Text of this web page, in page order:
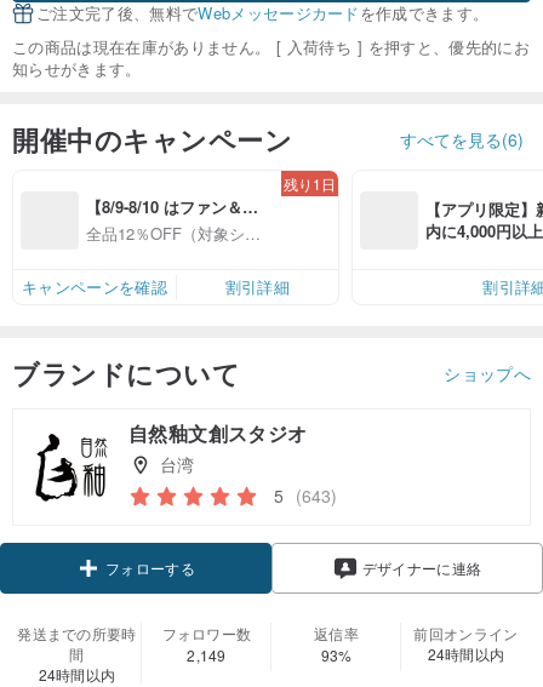
ご注文完了後、無料でWebメッセージカードを作成できます。
この商品は現在在庫がありません。 [ 入荷待ち ] を押すと、優先的にお
知らせがきます。
開催中のキャンペーン すべてを見る(6)
【8/9-8/10 はファン＆会
員感謝デー】対象ショッ
プ全品12%OFF
全品12％OFF（対象ショ
残り1日
キャンペーンを確認 割引詳細
【アプリ限定
内に4,000円以
割引詳
ブランドについて ショップへ
自然釉文創スタジオ
台湾
5 (643)
フォローする
デザイナーに連絡
発送までの所要時
間
24時間以内
フォロワー数
2,149
返信率
93%
前回オンライン
24時間以内